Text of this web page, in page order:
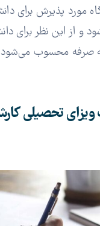
مورد پذیرش برای
و از این نظر برای
صرفه محسوب
تحصیلی